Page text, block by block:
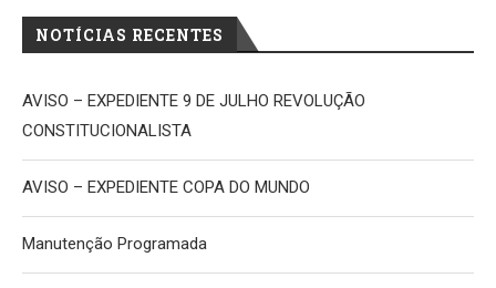
NOTÍCIAS RECENTES
AVISO – EXPEDIENTE 9 DE JULHO REVOLUÇÃO
CONSTITUCIONALISTA
AVISO – EXPEDIENTE COPA DO MUNDO
Manutenção Programada